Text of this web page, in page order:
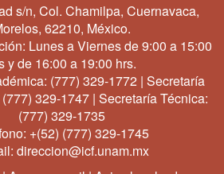
s/n, Col. Chamilpa, Cuernavaca,
62210, México.
Lunes a Viernes de 9:00 a 15:00
y de 16:00 a 19:00 hrs.
(777) 329-1772 | Secretaría
(777) 329-1747| Secretaría Técnica:
(777) 329-1735
+(52) (777) 329-1745
direccion@icf.unam.mx